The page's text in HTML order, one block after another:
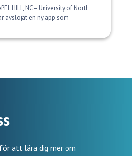
HILL, NC – University of North
avslöjat en ny app som
att lära dig mer om